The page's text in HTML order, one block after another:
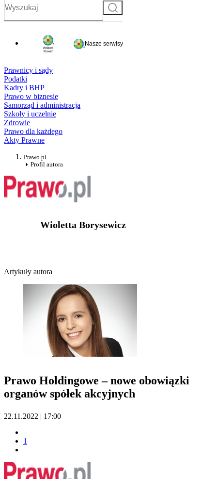
Szukaj
Nasze serwisy
Prawnicy i sądy
Podatki
Kadry i BHP
Prawo w biznesie
Samorząd i administracja
Szkoły i uczelnie
Zdrowie
Prawo dla każdego
Akty Prawne
Prawo.pl
Profil autora
Wioletta Borysewicz
Artykuły autora
Prawo Holdingowe – nowe obowiązki
organów spółek akcyjnych
22.11.2022 | 17:00
1